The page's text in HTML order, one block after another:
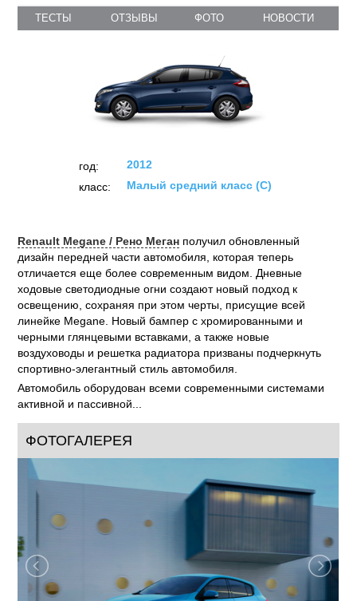
ТЕСТЫ ОТЗЫВЫ ФОТО НОВОСТИ
год:
2012
класс:
Малый средний класс (C)
Renault Megane / Рено Меган получил обновленный
дизайн передней части автомобиля, которая теперь
отличается еще более современным видом. Дневные
ходовые светодиодные огни создают новый подход к
освещению, сохраняя при этом черты, присущие всей
линейке Megane. Новый бампер с хромированными и
черными глянцевыми вставками, а также новые
воздуховоды и решетка радиатора призваны подчеркнуть
спортивно-элегантный стиль автомобиля.
Автомобиль оборудован всеми современными системами
активной и пассивной...
ФОТОГАЛЕРЕЯ